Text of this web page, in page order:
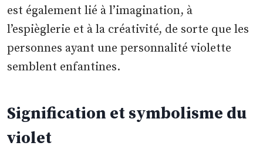
est également lié à l’imagination, à
l’espièglerie et à la créativité, de sorte que les
personnes ayant une personnalité violette
semblent enfantines.
Signification et symbolisme du
violet